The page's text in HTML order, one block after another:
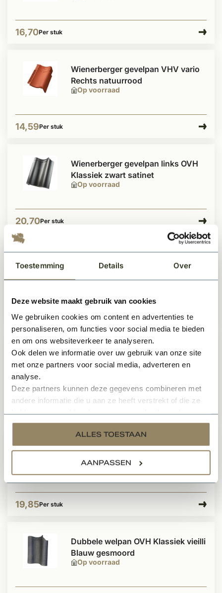
Toestemming Details Over
Deze website maakt gebruik van cookies
We gebruiken cookies om content en advertenties te
personaliseren, om functies voor social media te bieden
en om ons websiteverkeer te analyseren.
Ook delen we informatie over uw gebruik van onze site
met onze partners voor social media, adverteren en
analyse.
Deze partners kunnen deze gegevens combineren met
andere informatie die u aan ze heeft verstrekt of die ze
services.
ALLES TOESTAAN
AANPASSEN
16,70Per stuk
Op voorraad
Wienerberger gevelpan VHV vario
Rechts natuurrood
14,59Per stuk
Op voorraad
Wienerberger gevelpan links OVH
Klassiek zwart satinet
20,70Per stuk
Op voorraad
klassiek links natuurrood
16,59Per stuk
Wienerberger gevelpan rechts OVH
Klassiek zwart satinet
Op voorraad
Wienerberger gevelpan VHV vario
links zwart satinet
19,85Per stuk
Op voorraad
Dubbele welpan OVH Klassiek vieilli
Blauw gesmoord